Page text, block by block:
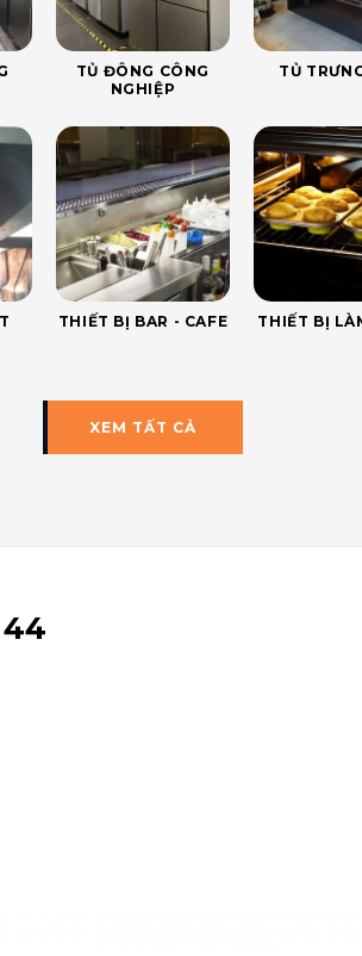
TỦ ĐÔNG CÔNG
NGHIỆP
TỦ
THIẾT BỊ BAR - CAFE THIẾT BỊ
XEM TẤT CẢ
44